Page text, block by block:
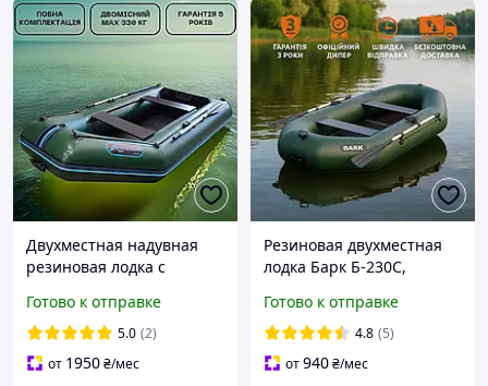
Двухместная надувная
резиновая лодка с
передвижным сиденьем
для сплава и рыбалки |
ЭТО НУЖНО
Готово к отправке
5.0 (2)
от 1950₴/мес
Резиновая двухместная
лодка Барк Б-230С,
лодка для рыбалки 2.30м
Готово к отправке
4.8 (5)
от940₴/мес